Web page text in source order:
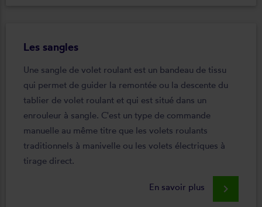
Les sangles
Une sangle de volet roulant est un bandeau de tissu
qui permet de guider la remontée ou la descente du
tablier de volet roulant et qui est situé dans un
enrouleur à sangle. C'est un type de commande
manuelle au même titre que les volets roulants
traditionnels à manivelle ou les volets électriques à
tirage direct.
En savoir plus keyboard_arrow_right